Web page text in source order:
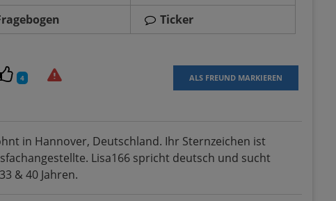
Ticker
4 ALS FREUND MARKIEREN
in Hannover, Deutschland. Ihr Sternzeichen ist
Lisa166 spricht deutsch und sucht
& 40 Jahren.